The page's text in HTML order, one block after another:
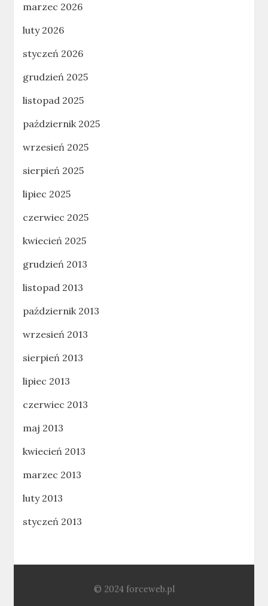
marzec 2026
luty 2026
styczeń 2026
grudzień 2025
listopad 2025
październik 2025
wrzesień 2025
sierpień 2025
lipiec 2025
czerwiec 2025
kwiecień 2025
grudzień 2013
listopad 2013
październik 2013
wrzesień 2013
sierpień 2013
lipiec 2013
czerwiec 2013
maj 2013
kwiecień 2013
marzec 2013
luty 2013
styczeń 2013
© 2024 forceweb.pl